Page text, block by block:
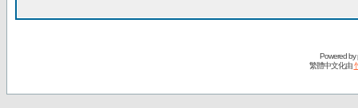
Powered by
繁體中文化由